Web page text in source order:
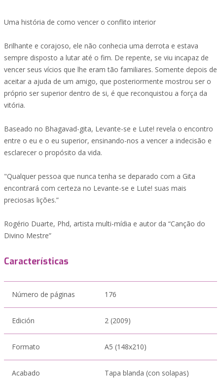
Uma história de como vencer o conflito interior
Brilhante e corajoso, ele não conhecia uma derrota e estava
sempre disposto a lutar até o fim. De repente, se viu incapaz de
vencer seus vícios que lhe eram tão familiares. Somente depois de
aceitar a ajuda de um amigo, que posteriormente mostrou ser o
próprio ser superior dentro de si, é que reconquistou a força da
vitória.
Baseado no Bhagavad-gita, Levante-se e Lute! revela o encontro
entre o eu e o eu superior, ensinando-nos a vencer a indecisão e
esclarecer o propósito da vida.
"Qualquer pessoa que nunca tenha se deparado com a Gita
encontrará com certeza no Levante-se e Lute! suas mais
preciosas lições.”
Rogério Duarte, Phd, artista multi-mídia e autor da “Canção do
Divino Mestre”
Características
Número de páginas 176
Edición 2 (2009)
Formato A5 (148x210)
Acabado Tapa blanda (con solapas)